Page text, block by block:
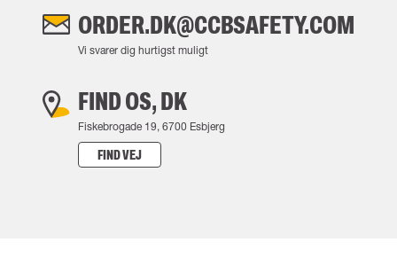
ORDER.DK@CCBSAFETY.COM
Vi svarer dig hurtigst muligt
FIND OS, DK
Fiskebrogade 19, 6700 Esbjerg
FIND VEJ